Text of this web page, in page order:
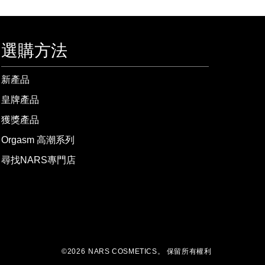
選購方法
新產品
皇牌產品
獲獎產品
Orgasm 高潮系列
尋找NARS專門店
©2026 NARS COSMETICS。 保留所有權利